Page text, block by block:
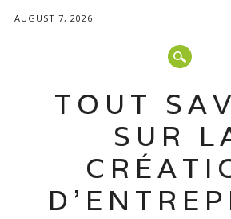
AUGUST 7, 2026
TOUT
SUR